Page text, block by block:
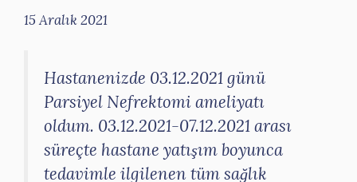
15 Aralık 2021
Hastanenizde 03.12.2021 günü
Parsiyel Nefrektomi ameliyatı
oldum. 03.12.2021-07.12.2021 arası
süreçte hastane yatışım boyunca
tedavimle ilgilenen tüm sağlık